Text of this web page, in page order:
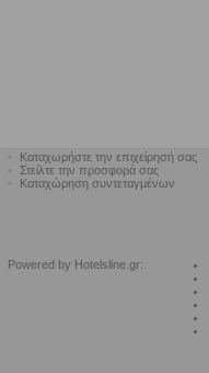
Καταχωρήστε την επιχείρησή σας
Στείλτε την προσφορά σας
Καταχώρηση συντεταγμένων
Powered by Hotelsline.gr: